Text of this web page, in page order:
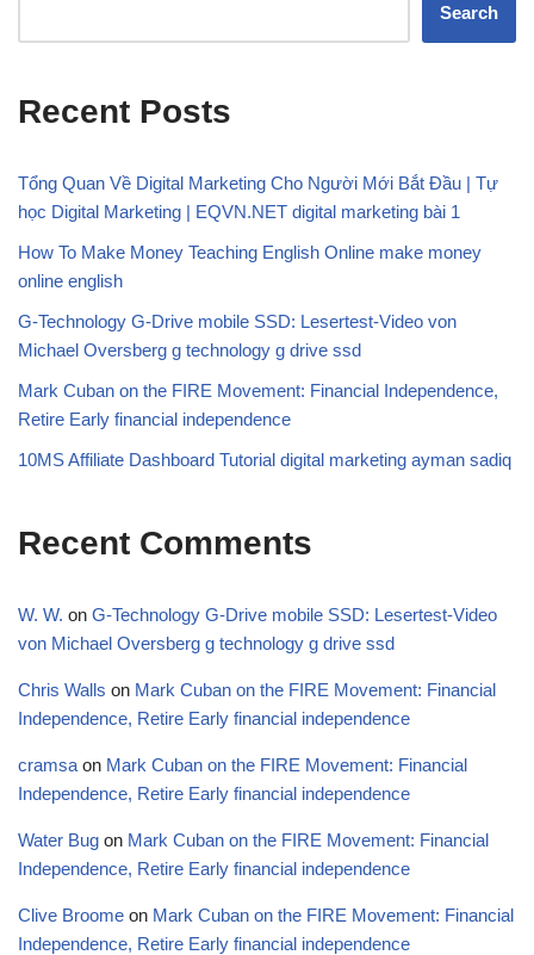
Search
Recent Posts
Tổng Quan Về Digital Marketing Cho Người Mới Bắt Đầu | Tự
học Digital Marketing | EQVN.NET digital marketing bài 1
How To Make Money Teaching English Online make money
online english
G-Technology G-Drive mobile SSD: Lesertest-Video von
Michael Oversberg g technology g drive ssd
Mark Cuban on the FIRE Movement: Financial Independence,
Retire Early financial independence
10MS Affiliate Dashboard Tutorial digital marketing ayman sadiq
Recent Comments
W. W. on G-Technology G-Drive mobile SSD: Lesertest-Video
von Michael Oversberg g technology g drive ssd
Chris Walls on Mark Cuban on the FIRE Movement: Financial
Independence, Retire Early financial independence
cramsa on Mark Cuban on the FIRE Movement: Financial
Independence, Retire Early financial independence
Water Bug on Mark Cuban on the FIRE Movement: Financial
Independence, Retire Early financial independence
Clive Broome on Mark Cuban on the FIRE Movement: Financial
Independence, Retire Early financial independence